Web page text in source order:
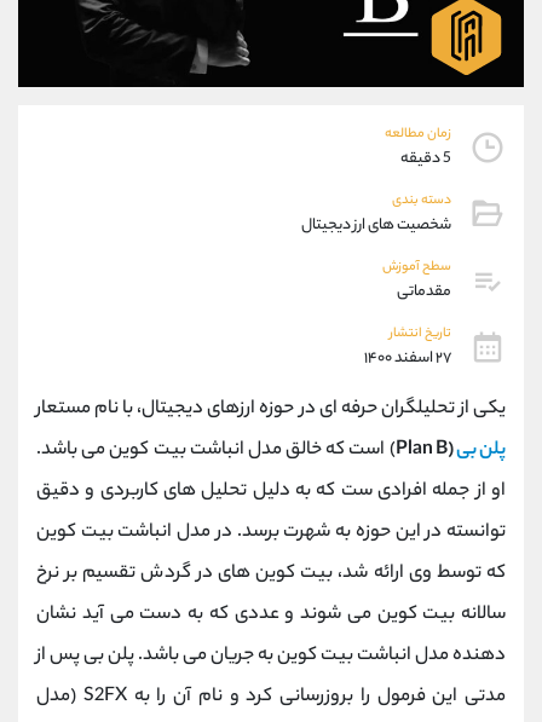
زمان مطالعه
5 دقیقه
دسته بندی
شخصیت های ارز دیجیتال
سطح آموزش
مقدماتی
تاریخ انتشار
۲۷ اسفند ۱۴۰۰
یکی از تحلیلگران حرفه ای در حوزه ارزهای دیجیتال، با نام مستعار
پلن بی(Plan B
) است که خالق مدل انباشت بیت کوین می باشد.
او از جمله افرادی ست که به دلیل تحلیل های کاربردی و دقیق
توانسته در این حوزه به شهرت برسد. در مدل انباشت بیت کوین
که توسط وی ارائه شد، بیت کوین های در گردش تقسیم بر نرخ
سالانه بیت کوین می شوند و عددی که به دست می آید نشان
دهنده مدل انباشت بیت کوین به جریان می باشد. پلن بی پس از
مدتی این فرمول را بروزرسانی کرد و نام آن را به S2FX (مدل
09194198792
واتساپ شروع گفتگو
تلگرام @Armteam_admin_33
پشتیبان فروش
موبایل
واتساپ
داخلی
اطلاعات تماس (دفتر فروش)
تلفن 021-22021030
بدون پیش شماره 90001030
اینستاگرام @alireza.mehrabii
کانال تلگرام @alirezamehrabi_com